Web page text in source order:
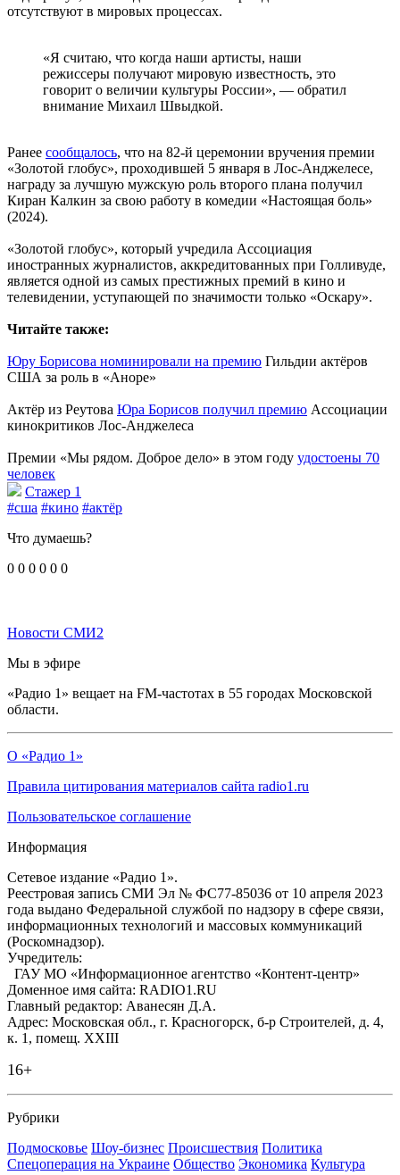
отсутствуют в мировых процессах.
«Я считаю, что когда наши артисты, наши
режиссеры получают мировую известность, это
говорит о величии культуры России», — обратил
внимание Михаил Швыдкой.
Ранее сообщалось, что на 82-й церемонии вручения премии
«Золотой глобус», проходившей 5 января в Лос-Анджелесе,
награду за лучшую мужскую роль второго плана получил
Киран Калкин за свою работу в комедии «Настоящая боль»
(2024).
«Золотой глобус», который учредила Ассоциация
иностранных журналистов, аккредитованных при Голливуде,
является одной из самых престижных премий в кино и
телевидении, уступающей по значимости только «Оскару».
Читайте также:
Юру Борисова номинировали на премию Гильдии актёров
США за роль в «Аноре»
Актёр из Реутова Юра Борисов получил премию Ассоциации
кинокритиков Лос-Анджелеса
Премии «Мы рядом. Доброе дело» в этом году удостоены 70
человек
Стажер 1
#сша #кино #актёр
Что думаешь?
0 0 0 0 0 0
Новости СМИ2
Мы в эфире
«Радио 1» вещает на FM-частотах в 55 городах Московской
области.
О «Радио 1»
Правила цитирования материалов сайта radio1.ru
Пользовательское соглашение
Информация
Сетевое издание «Радио 1».
Реестровая запись СМИ Эл № ФС77-85036 от 10 апреля 2023
года выдано Федеральной службой по надзору в сфере связи,
информационных технологий и массовых коммуникаций
(Роскомнадзор).
Учредитель:
ГАУ МО «Информационное агентство «Контент-центр»
Доменное имя сайта: RADIO1.RU
Главный редактор: Аванесян Д.А.
Адрес: Московская обл., г. Красногорск, б-р Строителей, д. 4,
к. 1, помещ. XXIII
16+
Рубрики
Подмосковье Шоу-бизнес Происшествия Политика
Спецоперация на Украине Общество Экономика Культура